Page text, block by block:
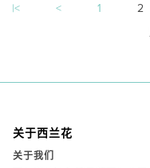
|< < 1
2
关于西兰花
关于我们